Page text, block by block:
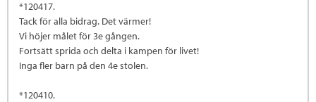
*120417.
Tack för alla bidrag. Det värmer!
Vi höjer målet för 3e gången.
Fortsätt sprida och delta i kampen för livet!
Inga fler barn på den 4e stolen.
*120410.